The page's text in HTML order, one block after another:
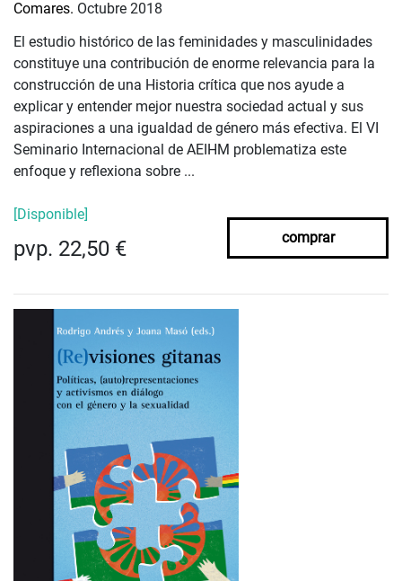
Comares. Octubre 2018
El estudio histórico de las feminidades y masculinidades
constituye una contribución de enorme relevancia para la
construcción de una Historia crítica que nos ayude a
explicar y entender mejor nuestra sociedad actual y sus
aspiraciones a una igualdad de género más efectiva. El VI
Seminario Internacional de AEIHM problematiza este
enfoque y reflexiona sobre ...
[Disponible]
pvp. 22,50 € comprar